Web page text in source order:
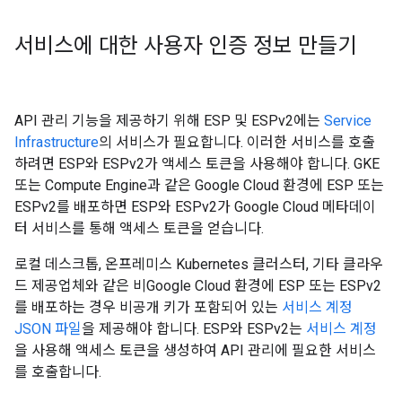
서비스에 대한 사용자 인증 정보 만들기
API 관리 기능을 제공하기 위해 ESP 및 ESPv2에는 Service
Infrastructure의 서비스가 필요합니다. 이러한 서비스를 호출
하려면 ESP와 ESPv2가 액세스 토큰을 사용해야 합니다. GKE
또는 Compute Engine과 같은 Google Cloud 환경에 ESP 또는
ESPv2를 배포하면 ESP와 ESPv2가 Google Cloud 메타데이
터 서비스를 통해 액세스 토큰을 얻습니다.
로컬 데스크톱, 온프레미스 Kubernetes 클러스터, 기타 클라우
드 제공업체와 같은 비Google Cloud 환경에 ESP 또는 ESPv2
를 배포하는 경우 비공개 키가 포함되어 있는 서비스 계정
JSON 파일을 제공해야 합니다. ESP와 ESPv2는 서비스 계정
을 사용해 액세스 토큰을 생성하여 API 관리에 필요한 서비스
를 호출합니다.